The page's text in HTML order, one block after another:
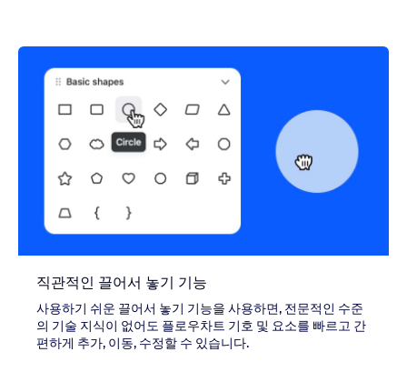
직관적인 끌어서 놓기 기능
사용하기 쉬운 끌어서 놓기 기능을 사용하면, 전문적인 수준
의 기술 지식이 없어도 플로우차트 기호 및 요소를 빠르고 간
편하게 추가, 이동, 수정할 수 있습니다.